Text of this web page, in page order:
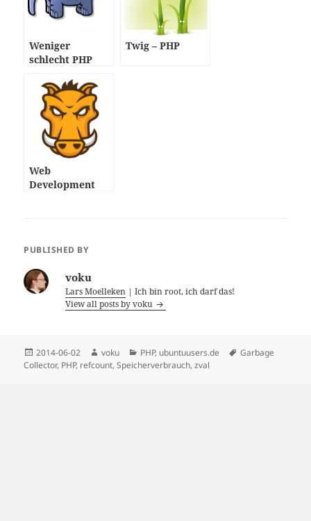
Weniger
schlecht PHP
Twig – PHP
Web
Development
PUBLISHED BY
voku
Lars Moelleken | Ich bin root, ich darf das!
View all posts by voku
Posted
on
2014-06-02 Author
voku Categories
PHP, ubuntuusers.de Tags
Garbage
Collector, PHP, refcount,Speicherverbrauch,zval